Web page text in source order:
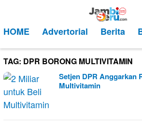
kontenMobile
HOME Advertorial Berita
TAG: DPR BORONG MULTIVITAMIN
Setjen DPR Anggarkan
Multivitamin